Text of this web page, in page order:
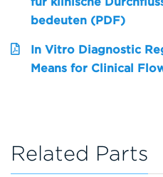
bedeuten (PDF)
In Vitro Diagnostic
Means for Clinical
Related Parts